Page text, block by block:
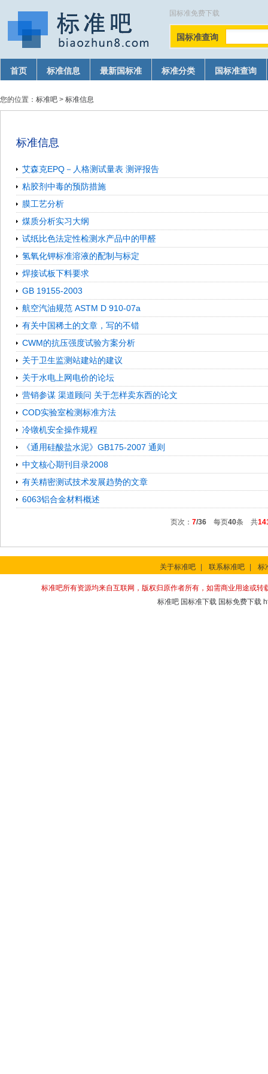
国标准免费下载
国标准查询
首页 标准信息 最新国标准 标准分类 国标准查询
您的位置： 标准吧 > 标准信息
标准信息
艾森克EPQ－人格测试量表 测评报告
粘胶剂中毒的预防措施
膜工艺分析
煤质分析实习大纲
试纸比色法定性检测水产品中的甲醛
氢氧化钾标准溶液的配制与标定
焊接试板下料要求
GB 19155-2003
航空汽油规范 ASTM D 910-07a
有关中国稀土的文章，写的不错
CWM的抗压强度试验方案分析
关于卫生监测站建站的建议
关于水电上网电价的论坛
营销参谋 渠道顾问 关于怎样卖东西的论文
COD实验室检测标准方法
冷镦机安全操作规程
《通用硅酸盐水泥》GB175-2007 通则
中文核心期刊目录2008
有关精密测试技术发展趋势的文章
6063铝合金材料概述
页次： 7/36每页40条 共
关于标准吧 联系标准吧 标
标准吧所有资源均来自互联网，版权归原作者所有，如需商业用途或
标准吧 国标准下载 国标免费下载